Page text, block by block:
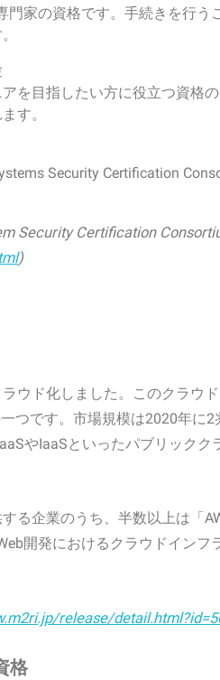
門家の資格です。手続きを行う
を目指したい方に役立つ資格
す。
Security Certification
Security Certification
)
ウド化しました。このクラウ
つです。市場規模は2020年に2
やIaaSといったパブリックク
る企業のうち、半数以上は「
開発におけるクラウドインフ
release/
格